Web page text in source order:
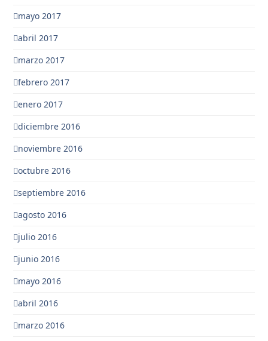
mayo 2017
abril 2017
marzo 2017
febrero 2017
enero 2017
diciembre 2016
noviembre 2016
octubre 2016
septiembre 2016
agosto 2016
julio 2016
junio 2016
mayo 2016
abril 2016
marzo 2016